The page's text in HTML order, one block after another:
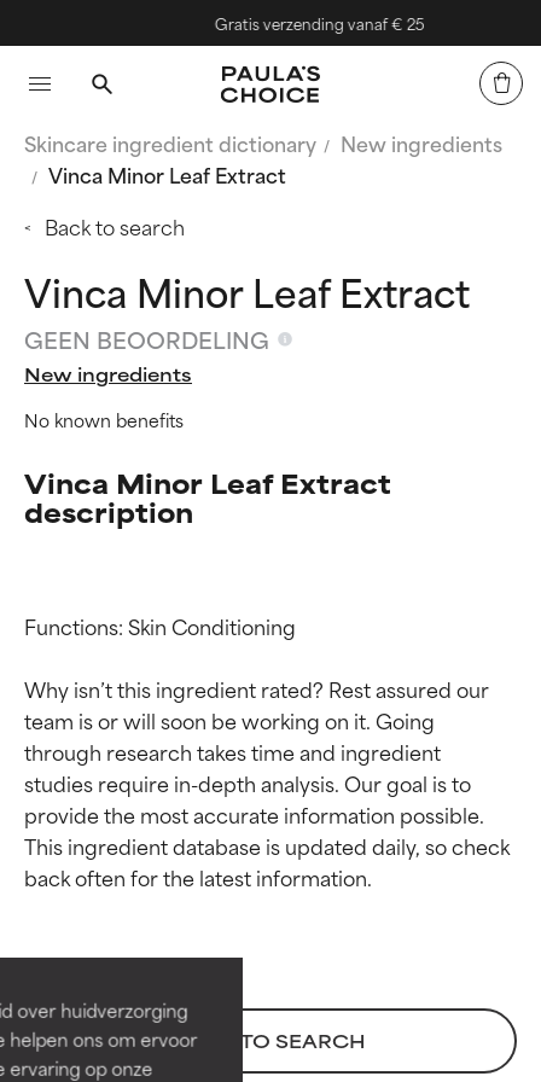
over huidverzorging
helpen ons om ervoor
ervaring op onze
Gratis verzending vanaf € 25
Skincare ingredient dictionary
New ingredients
Vinca Minor Leaf Extract
Back to search
Vinca Minor Leaf Extract
GEEN BEOORDELING
New ingredients
No known benefits
Vinca Minor Leaf Extract
description
Functions: Skin Conditioning
Why isn’t this ingredient rated? Rest assured our
team is or will soon be working on it. Going
through research takes time and ingredient
studies require in-depth analysis. Our goal is to
provide the most accurate information possible.
This ingredient database is updated daily, so check
BACK TO SEARCH
Beoordelingen van
Bewezen en ondersteund door
onafhankelijk onderzoek.
Uitstekend actief ingrediënt
Beoordelingen van
Bewezen en ondersteund door
onafhankelijk onderzoek.
Uitstekend actief ingrediënt